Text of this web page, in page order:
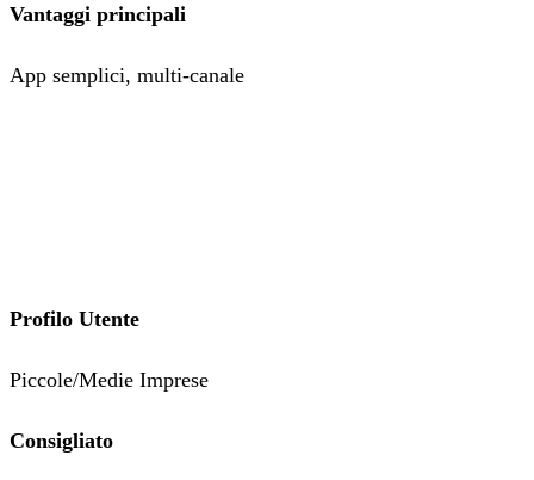
Vantaggi principali
App semplici, multi‑canale
Profilo Utente
Piccole/Medie Imprese
Consigliato